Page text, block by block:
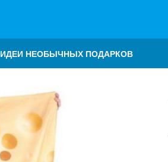
ИДЕИ НЕОБЫЧНЫХ ПОДАРКОВ